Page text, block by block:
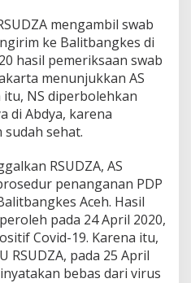
mengambil swab
ke Balitbangkes di
hasil pemeriksaan swab
menunjukkan AS
itu, NS diperbolehkan
di Abdya, karena
sudah sehat.
RSUDZA, AS
penanganan PDP
Aceh. Hasil
pada 24 April 2020,
Covid-19. Karena itu,
RSUDZA, pada 25 April
bebas dari virus